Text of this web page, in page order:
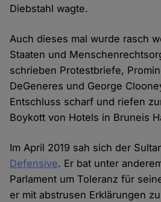
Diebstahl wagte.
Auch dieses mal wurde rasch
Staaten und
schrieben Protestbriefe,
DeGeneres und George
Entschluss scharf und riefen
Boykott von Hotels in Bruneis
Im April 2019 sah sich der
Defensive. Er bat unter
Parlament um Toleranz für
er mit abstrusen Erklärungen